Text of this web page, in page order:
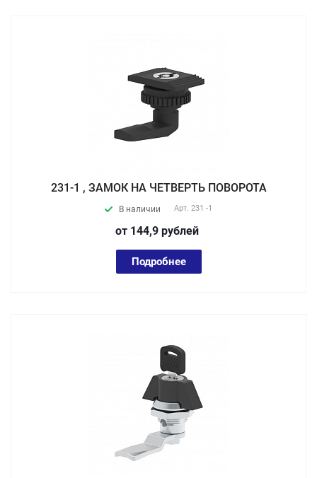
231-1 , ЗАМОК НА ЧЕТВЕРТЬ ПОВОРОТА
В наличии Арт. 231 -1
от 144,9 рублей
Подробнее